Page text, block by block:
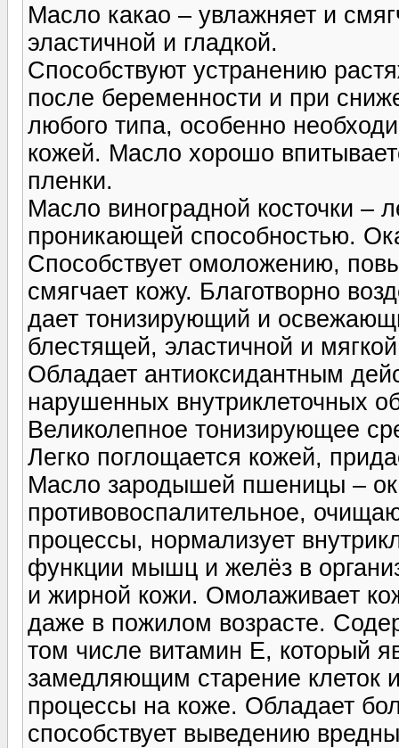
Масло какао – увлажняет и
эластичной и гладкой.
Способствуют устранению
после беременности и при
любого типа, особенно
кожей. Масло хорошо
пленки.
Масло виноградной косточки –
проникающей способностью.
Способствует омоложению,
смягчает кожу. Благотворно
дает тонизирующий и
блестящей, эластичной и
Обладает антиоксидантным
нарушенных внутриклеточных
Великолепное тонизирующее
Легко поглощается кожей,
Масло зародышей пшеницы –
противовоспалительное,
процессы, нормализует
функции мышц и желёз в
и жирной кожи. Омолаживает
даже в пожилом возрасте.
том числе витамин Е, который
замедляющим старение клеток
процессы на коже. Обладает
способствует выведению